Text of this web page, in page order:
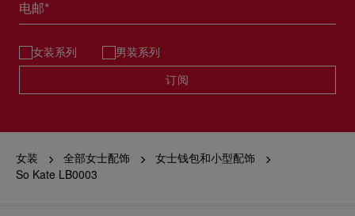
电邮*
女装系列 男装系列
订阅
女装 全部女士配饰
女士钱包和小型配饰
So Kate LB0003